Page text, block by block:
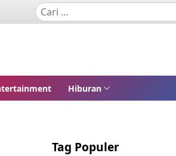
Hiburan
Tag Populer